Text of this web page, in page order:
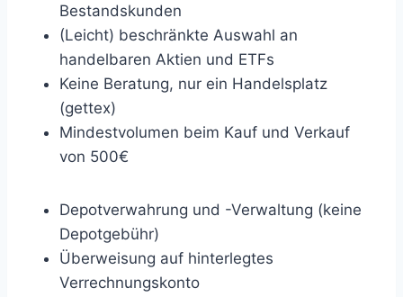
Bestandskunden
(Leicht) beschränkte Auswahl an
handelbaren Aktien und ETFs
Keine Beratung, nur ein Handelsplatz
(gettex)
Mindestvolumen beim Kauf und Verkauf
von 500€
Depotverwahrung und -Verwaltung (keine
Depotgebühr)
Überweisung auf hinterlegtes
Verrechnungskonto